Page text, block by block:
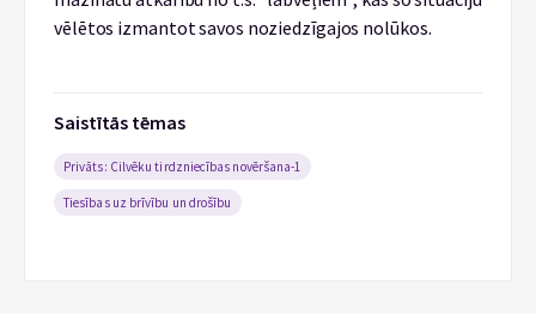
vēlētos izmantot savos noziedzīgajos nolūkos.
Saistītās tēmas
Privāts: Cilvēku tirdzniecības novēršana-1
Tiesības uz brīvību un drošību